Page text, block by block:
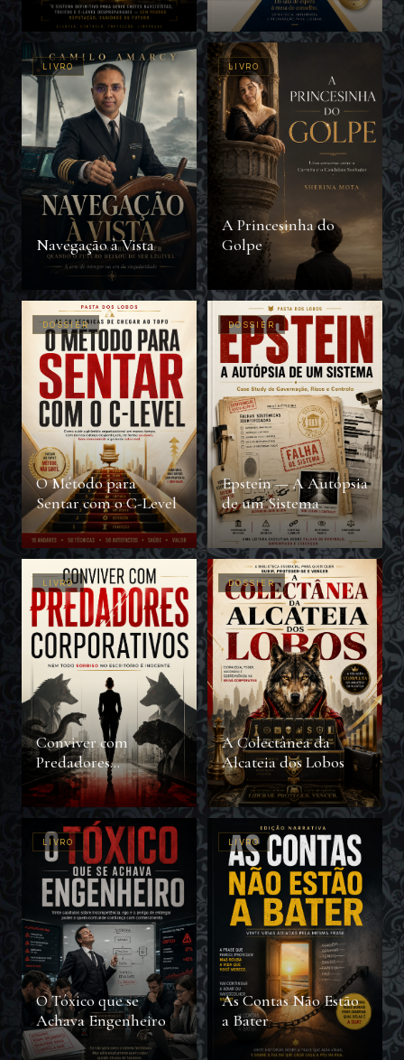
com IA Moderno
LIVRO
Navegação à Vista
LIVRO
A Princesinha do
Golpe
DOSSIER
O Método para
Sentar com o C-Level
DOSSIER
Epstein — A Autópsia
de um Sistema
LIVRO
Conviver com
Predadores
Corporativos
DOSSIER
A Colectânea da
Alcateia dos Lobos
LIVRO
O Tóxico que se
Achava Engenheiro
LIVRO
As Contas Não Estão
a Bater